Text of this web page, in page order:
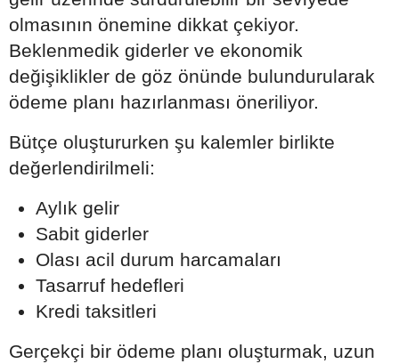
olmasının önemine dikkat çekiyor.
Beklenmedik giderler ve ekonomik
değişiklikler de göz önünde bulundurularak
ödeme planı hazırlanması öneriliyor.
Bütçe oluştururken şu kalemler birlikte
değerlendirilmeli:
Aylık gelir
Sabit giderler
Olası acil durum harcamaları
Tasarruf hedefleri
Kredi taksitleri
Gerçekçi bir ödeme planı oluşturmak, uzun